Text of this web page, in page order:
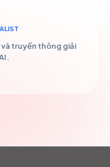
truyền thông giải